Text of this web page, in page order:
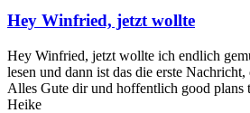
Hey Winfried, jetzt wollte
Hey Winfried, jetzt wollte ich endlich
lesen und dann ist das die erste
Alles Gute dir und hoffentlich good plans
Heike